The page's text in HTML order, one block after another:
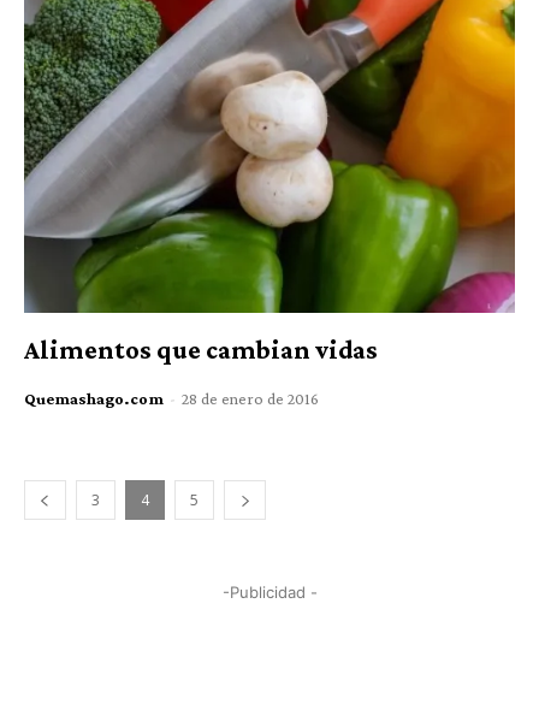
Alimentos que cambian vidas
Quemashago.com - 28 de enero de 2016
3 4 5
-Publicidad -